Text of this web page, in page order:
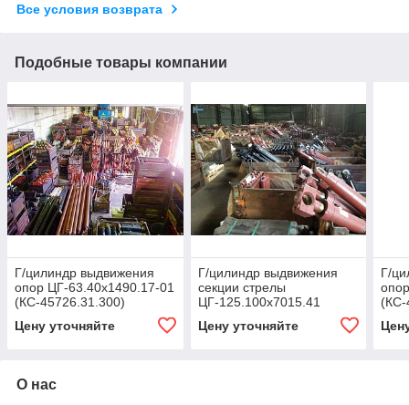
Все условия возврата
Подобные товары компании
Г/цилиндр выдвижения
опор ЦГ-63.40х1490.17-01
(КС-45726.31.300)
Цену уточняйте
Г/цилиндр выдвижения
секции стрелы
ЦГ-125.100х7015.41
Цену уточняйте
Г/
(КС-
О нас